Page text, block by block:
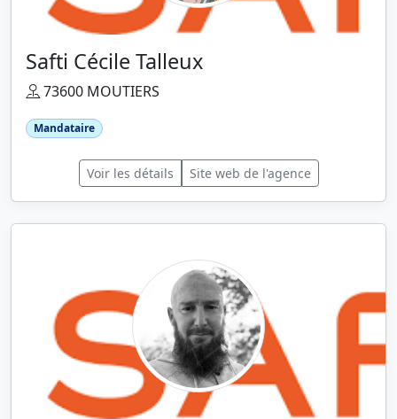
Safti Cécile Talleux
73600 MOUTIERS
Mandataire
Voir les détails Site web de l'agence